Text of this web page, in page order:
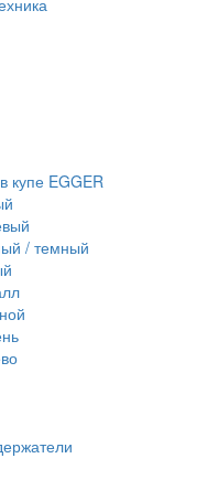
EGGER
/ темный